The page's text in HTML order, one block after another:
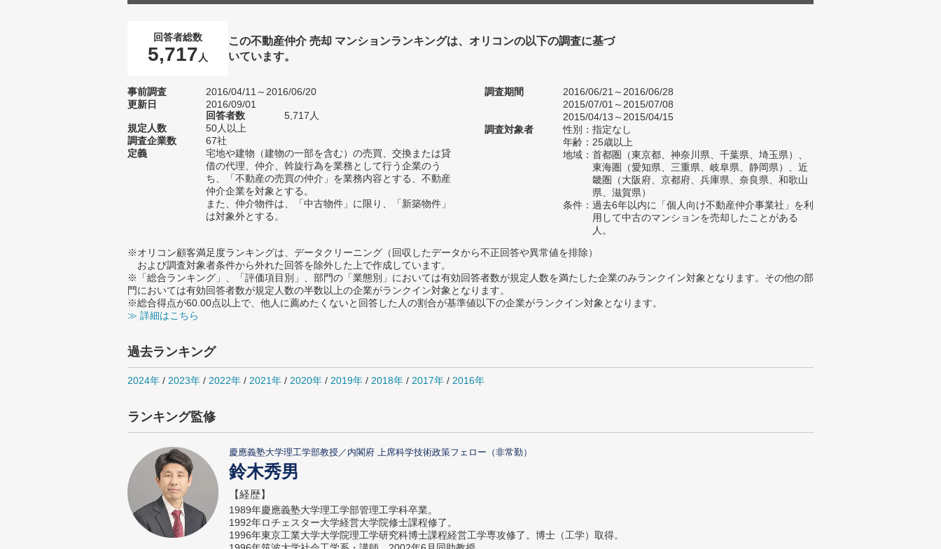
回答者総数
5,717 人
この不動産仲介 売却 マンションランキングは、オリコンの以下の調査に基づ
いています。
事前調査
2016/04/11～2016/06/20
更新日
2016/09/01
回答者数
5,717人
規定人数
50人以上
調査企業数
67社
定義
宅地や建物（建物の一部を含む）の売買、交換または貸
借の代理、仲介、斡旋行為を業務として行う企業のう
ち、「不動産の売買の仲介」を業務内容とする、不動産
仲介企業を対象とする。
また、仲介物件は、「中古物件」に限り、「新築物件」
は対象外とする。
調査期間
2016/06/21～2016/06/28
2015/07/01～2015/07/08
2015/04/13～2015/04/15
調査対象者
性別：指定なし
年齢：25歳以上
地域：首都圏（東京都、神奈川県、千葉県、埼玉県）、
東海圏（愛知県、三重県、岐阜県、静岡県）、近
畿圏（大阪府、京都府、兵庫県、奈良県、和歌山
県、滋賀県）
条件：過去6年以内に「個人向け不動産仲介事業社」を利
用して中古のマンションを売却したことがある
人。
※オリコン顧客満足度ランキングは、データクリーニング（回収したデータから不正回答や異常値を排除）
および調査対象者条件から外れた回答を除外した上で作成しています。
※「総合ランキング」、「評価項目別」、部門の「業態別」においては有効回答者数が規定人数を満たした企業のみランクイン対象となります。その他の部
門においては有効回答者数が規定人数の半数以上の企業がランクイン対象となります。
※総合得点が60.00点以上で、他人に薦めたくないと回答した人の割合が基準値以下の企業がランクイン対象となります。
≫ 詳細はこちら
過去ランキング
2024年 / 2023年 / 2022年 / 2021年 / 2020年 / 2019年 / 2018年 / 2017年 / 2016年
ランキング監修
慶應義塾大学理工学部教授／内閣府 上席科学技術政策フェロー（非常勤）
鈴木秀男
【経歴】
1989年慶應義塾大学理工学部管理工学科卒業。
1992年ロチェスター大学経営大学院修士課程修了。
1996年東京工業大学大学院理工学研究科博士課程経営工学専攻修了。博士（工学）取得。